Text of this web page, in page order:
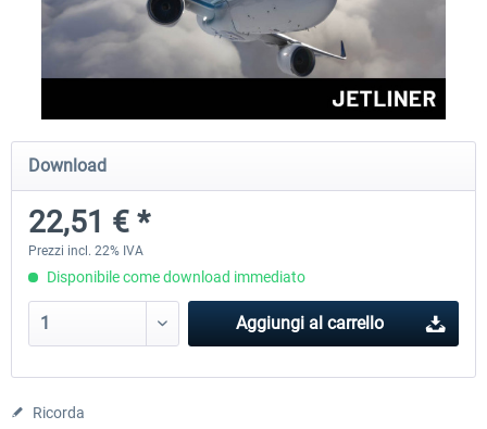
Perfect Flight - Flying Germany MSFS
15,25 € *
Perfect Flight - FS Explorer -
Download
22,51 € *
Prezzi incl. 22% IVA
Disponibile come download immediato
Aggiungi al carrello
Ricorda